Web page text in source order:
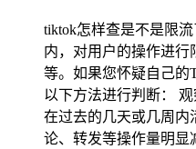
tiktok怎样查是不是限
内，对用户的操作进行
等。如果您怀疑自己的
以下方法进行判断：
在过去的几天或几周内
论、转发等操作量明显